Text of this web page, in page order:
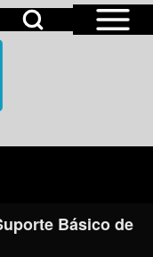
Open Sidebar
Search Block
menu
dialog
Básico de